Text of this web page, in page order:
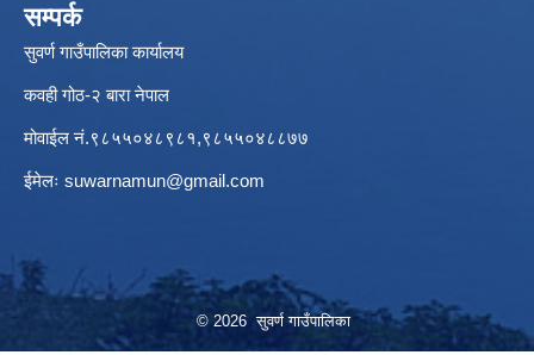
सम्पर्क
सुवर्ण गाउँपालिका कार्यालय
कवही गोठ-२ बारा नेपाल
मोवाईल नं.९८५५०४८९८१,९८५५०४८८७७
ईमेलः suwarnamun@gmail.com
© 2026 सुवर्ण गाउँपालिका